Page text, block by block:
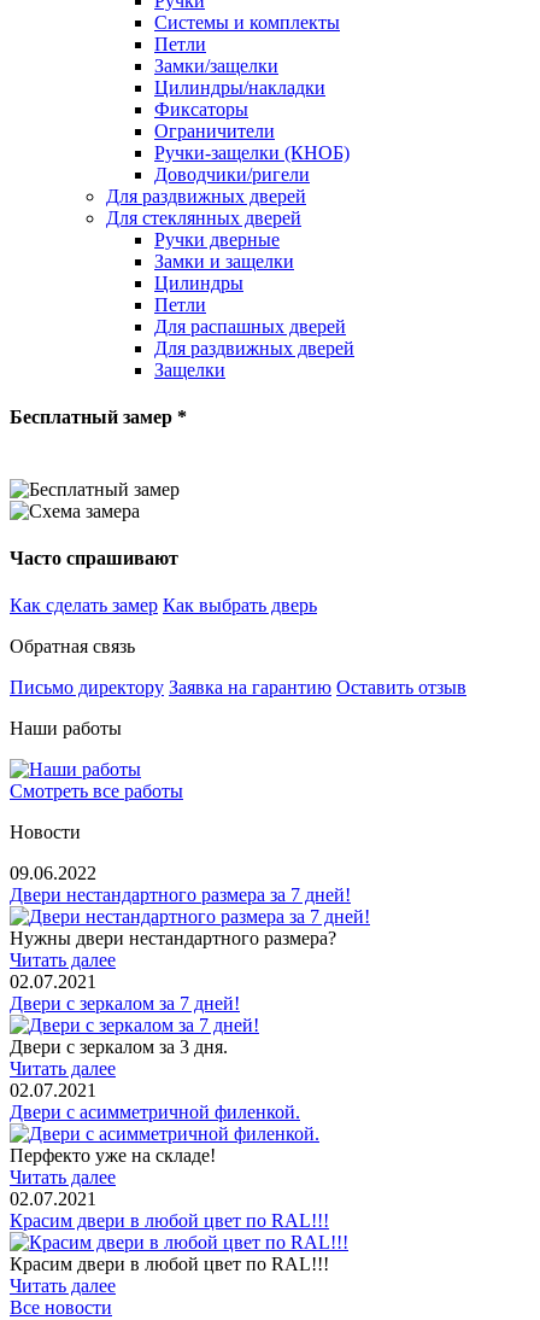
Системы и комплекты
Петли
Замки/защелки
Цилиндры/накладки
Фиксаторы
Ограничители
Ручки-защелки (КНОБ)
Доводчики/ригели
Для раздвижных дверей
Для стеклянных дверей
Ручки дверные
Замки и защелки
Цилиндры
Петли
Для распашных дверей
Для раздвижных дверей
Защелки
Бесплатный замер *
Часто спрашивают
Как сделать замер Как выбрать дверь
Обратная связь
Письмо директору Заявка на гарантию Оставить отзыв
Наши работы
Смотреть все работы
Новости
09.06.2022
Двери нестандартного размера за 7 дней!
Нужны двери нестандартного размера?
Читать далее
02.07.2021
Двери с зеркалом за 7 дней!
Двери с зеркалом за 3 дня.
Читать далее
02.07.2021
Двери с асимметричной филенкой.
Перфекто уже на складе!
Читать далее
02.07.2021
Красим двери в любой цвет по RAL!!!
Красим двери в любой цвет по RAL!!!
Читать далее
Все новости